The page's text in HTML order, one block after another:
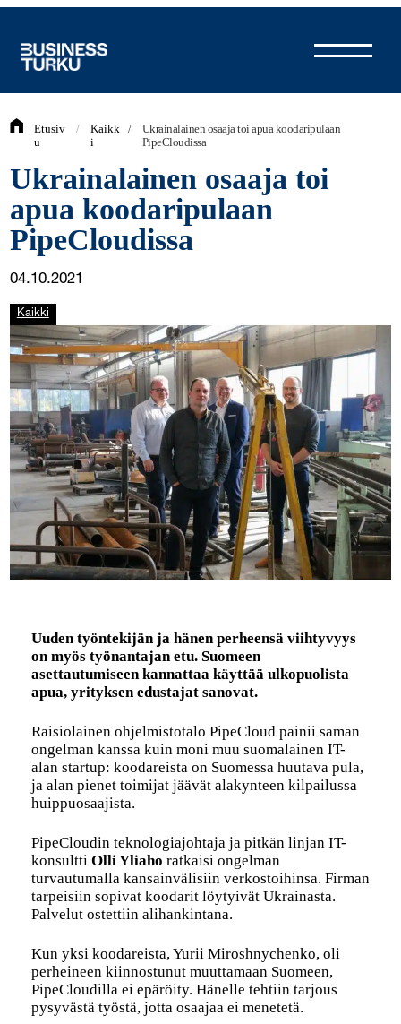
Etusiv
u
/
Kaikk
i
/
Ukrainalainen osaaja toi apua koodaripulaan
PipeCloudissa
Ukrainalainen osaaja toi
apua koodaripulaan
PipeCloudissa
04.10.2021
Kaikki
Uuden työntekijän ja hänen perheensä viihtyvyys
on myös työnantajan etu. Suomeen
asettautumiseen kannattaa käyttää ulkopuolista
apua, yrityksen edustajat sanovat.
Raisiolainen ohjelmistotalo PipeCloud painii saman
ongelman kanssa kuin moni muu suomalainen IT-
alan startup: koodareista on Suomessa huutava pula,
ja alan pienet toimijat jäävät alakynteen kilpailussa
huippuosaajista.
PipeCloudin teknologiajohtaja ja pitkän linjan IT-
konsultti Olli Yliaho ratkaisi ongelman
turvautumalla kansainvälisiin verkostoihinsa. Firman
tarpeisiin sopivat koodarit löytyivät Ukrainasta.
Palvelut ostettiin alihankintana.
Kun yksi koodareista, Yurii Miroshnychenko, oli
perheineen kiinnostunut muuttamaan Suomeen,
PipeCloudilla ei epäröity. Hänelle tehtiin tarjous
pysyvästä työstä, jotta osaajaa ei menetetä.